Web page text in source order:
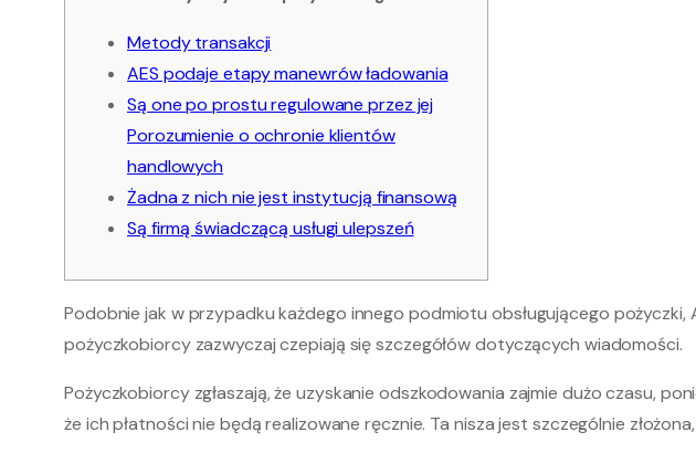
Metody transakcji
AES podaje etapy manewrów ładowania
Są one po prostu regulowane przez jej
Porozumienie o ochronie klientów
handlowych
Żadna z nich nie jest instytucją finansową
Są firmą świadczącą usługi ulepszeń
Podobnie jak w przypadku każdego innego podmiotu obsługującego
pożyczkobiorcy zazwyczaj czepiają się szczegółów dotyczących wiadomości.
Pożyczkobiorcy zgłaszają, że uzyskanie odszkodowania zajmie dużo czasu,
że ich płatności nie będą realizowane ręcznie. Ta nisza jest szczególnie